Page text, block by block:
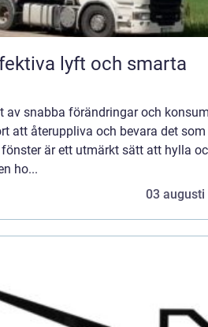
lyft och smarta
av snabba förändringar och
att återuppliva och bevara det som
är ett utmärkt sätt att hylla
ho...
03 augusti